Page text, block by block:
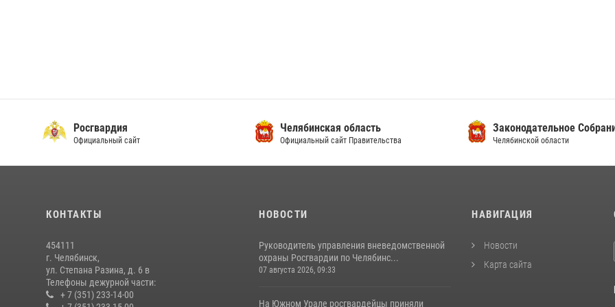
Росгвардия
Официальный сайт
Челябинская область
Официальный сайт Правительства
Законодательное
Челябинской области
КОНТАКТЫ
454111
г. Челябинск,
ул. Степана Разина, д. 6 в
Телефоны дежурной части:
+ 7 (351) 233-14-00
НОВОСТИ
Руководитель управления вневедомственной
охраны Росгвардии по Челябинс...
07 августа 2026, 09:33
На Южном Урале росгвардейцы приняли
НАВИГАЦИЯ
Новости
Карта сайта